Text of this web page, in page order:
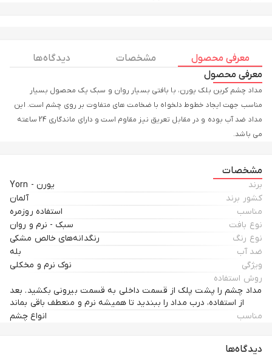
معرفی محصول مشخصات
دیدگاه ها
معرفی محصول
مداد چشم کربن بلک یورن، با بافتی بسیار روان و سبک یک محصول بسیار
مناسب جهت ایجاد خطوط دلخواه با ضخامت های متفاوت بر روی چشم است. این
مداد ضد آب بوده و در مقابل تعریق نیز مقاوم است و دارای ماندگاری 24 ساعته
می باشد.
مشخصات
برند
یورن - Yorn
کشور برند
آلمان
مناسب
استفاده روزمره
نوع بافت
سبک - نرم و روان
نوع رنگ
رنگدانه‌های خالص مشکی
ضد آب
بله
ویژگی
نوک نرم و مخکلی
روش استفاده
مداد چشم را پشت پلک از قسمت داخلی به قسمت بیرونی بکشید. بعد
از استفاده، درب مداد را ببندید تا همیشه نرم و منعطف باقی بماند
مناسب
انواع چشم
دیدگاه‌ها